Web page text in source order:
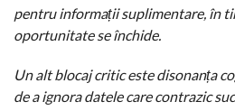
pentru informații suplimentare, în
oportunitate se închide.
Un alt blocaj critic este disonanța
de a ignora datele care contrazic